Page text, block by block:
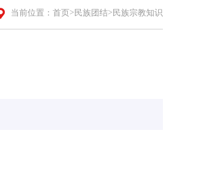
当前位置： 首页 > 民族团结> 民族宗教知识